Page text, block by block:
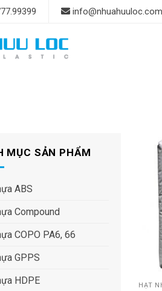
info@nhuahuuloc.com
MỤC SẢN PHẨM
ABS
Compound
COPO PA6, 66
GPPS
HDPE
HẠT